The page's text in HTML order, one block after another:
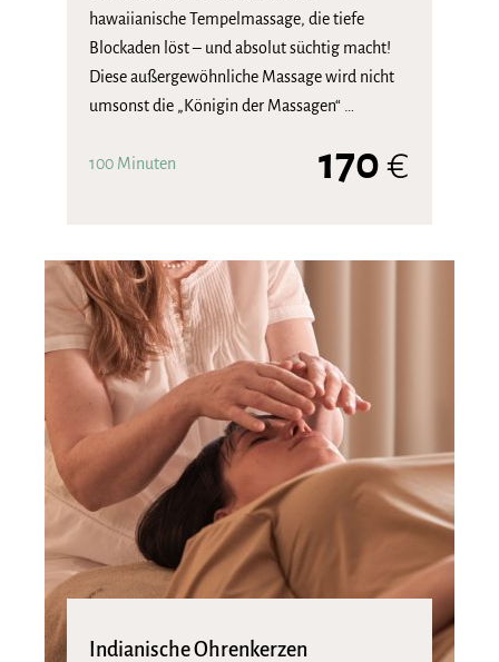
hawaiianische Tempelmassage, die tiefe
Blockaden löst – und absolut süchtig macht!
Diese außergewöhnliche Massage wird nicht
umsonst die „Königin der Massagen“ …
100 Minuten 170€
Indianische Ohrenkerzen